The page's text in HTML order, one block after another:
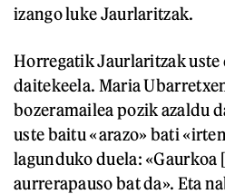
izango luke Jaurlaritzak.
Horregatik Jaurlaritzak uste
daitekeela. Maria
bozeramailea pozik azaldu
uste baitu «arazo» bati
lagunduko duela:
aurrerapauso bat da». Eta